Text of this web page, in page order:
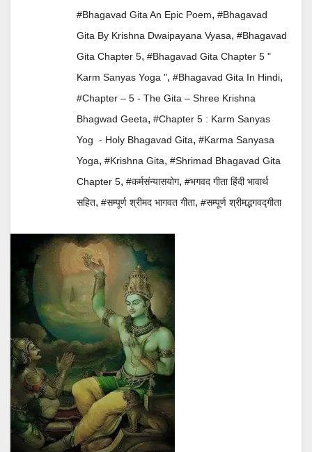
#Bhagavad Gita An Epic Poem, #Bhagavad
Gita By Krishna Dwaipayana Vyasa, #Bhagavad
Gita Chapter 5, #Bhagavad Gita Chapter 5 "
Karm Sanyas Yoga ", #Bhagavad Gita In Hindi,
#Chapter – 5 - The Gita – Shree Krishna
Bhagwad Geeta, #Chapter 5 : Karm Sanyas
Yog - Holy Bhagavad Gita, #Karma Sanyasa
Yoga, #krishna Gita, #Shrimad Bhagavad Gita
Chapter 5, #कर्मसंन्यासयोग, #भगवद गीता हिंदी भावार्थ
सहित, #सम्पूर्ण श्रीमद भागवत गीता, #सम्पूर्ण श्रीमद्भगवद्गीता